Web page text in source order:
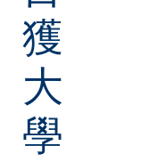
獲
大
學